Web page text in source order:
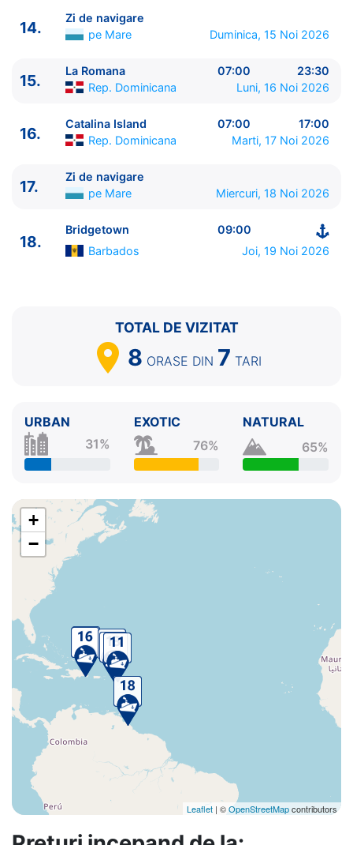
14.
Zi de navigare
pe Mare
Duminica, 15 Noi 2026
15.
La Romana 07:00
23:30
Rep. Dominicana
Luni, 16 Noi 2026
16.
Catalina Island 07:00
17:00
Rep. Dominicana
Marti, 17 Noi 2026
17.
Zi de navigare
pe Mare
Miercuri, 18 Noi 2026
18.
Bridgetown
09:00
Barbados
Joi, 19 Noi 2026
TOTAL DE VIZITAT
8 ORASE DIN 7 TARI
URBAN
31%
EXOTIC
76%
NATURAL
65%
+
−
Leaflet | ©OpenStreetMapcontributors